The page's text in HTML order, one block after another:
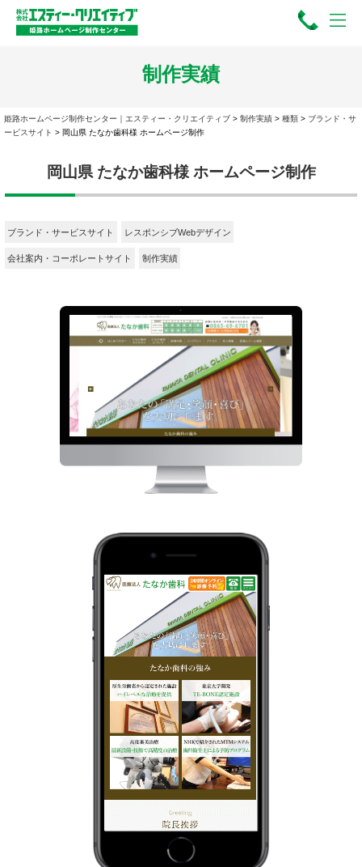
制作実績
姫路ホームページ制作センター｜エスティー・クリエイティブ> 制作実績> 種類> ブランド・サ
ービスサイト > 岡山県 たなか歯科様 ホームページ制作
岡山県 たなか歯科様 ホームページ制作
ブランド・サービスサイト レスポンシブWebデザイン
会社案内・コーポレートサイト 制作実績